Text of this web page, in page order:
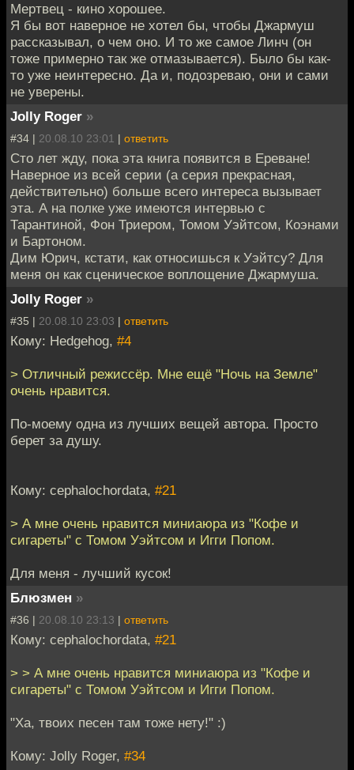
Мертвец - кино хорошее.
Я бы вот наверное не хотел бы, чтобы Джармуш
рассказывал, о чем оно. И то же самое Линч (он
тоже примерно так же отмазывается). Было бы как-
то уже неинтересно. Да и, подозреваю, они и сами
не уверены.
Jolly Roger »
#34 | 20.08.10 23:01 | ответить
Сто лет жду, пока эта книга появится в Ереване!
Наверное из всей серии (а серия прекрасная,
действительно) больше всего интереса вызывает
эта. А на полке уже имеются интервью с
Тарантиной, Фон Триером, Томом Уэйтсом, Коэнами
и Бартоном.
Дим Юрич, кстати, как относишься к Уэйтсу? Для
меня он как сценическое воплощение Джармуша.
Jolly Roger »
#35 | 20.08.10 23:03 | ответить
Кому: Hedgehog, #4
> Отличный режиссёр. Мне ещё "Ночь на Земле"
очень нравится.
По-моему одна из лучших вещей автора. Просто
берет за душу.
Кому: cephalochordata, #21
> А мне очень нравится миниаюра из "Кофе и
сигареты" с Томом Уэйтсом и Игги Попом.
Для меня - лучший кусок!
Блюзмен »
#36 | 20.08.10 23:13 | ответить
Кому: cephalochordata, #21
> > А мне очень нравится миниаюра из "Кофе и
сигареты" с Томом Уэйтсом и Игги Попом.
"Ха, твоих песен там тоже нету!" :)
Кому: Jolly Roger, #34